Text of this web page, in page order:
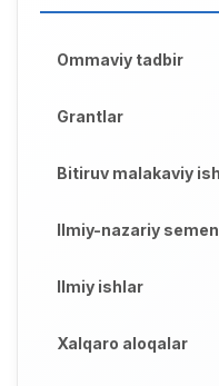
Ommaviy tadbir
Grantlar
Bitiruv malakaviy
Ilmiy-nazariy
Ilmiy ishlar
Xalqaro aloqalar